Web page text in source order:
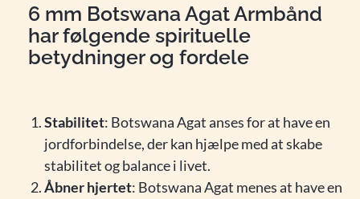
6 mm Botswana Agat Armbånd
har følgende spirituelle
betydninger og fordele
Stabilitet: Botswana Agat anses for at have en
jordforbindelse, der kan hjælpe med at skabe
stabilitet og balance i livet.
Åbner hjertet: Botswana Agat menes at have en